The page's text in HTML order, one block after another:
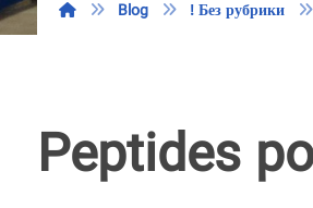
Blog ! Без рубрики
Peptides